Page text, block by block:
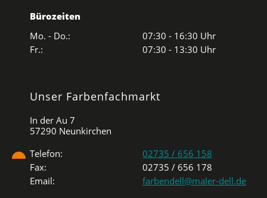
Bürozeiten
Mo. - Do.:
07:30 - 16:30 Uhr
Fr.:
07:30 - 13:30 Uhr
Unser Farbenfachmarkt
In der Au 7
57290 Neunkirchen
Telefon:
02735 / 656 158
Fax:
02735 / 656 178
Email:
farbendell@maler-dell.de